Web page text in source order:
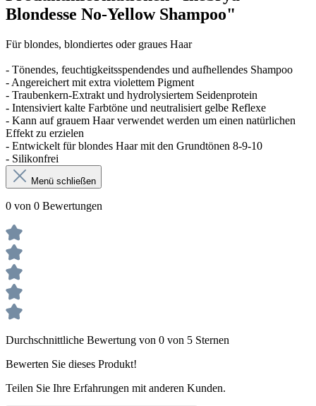
Blondesse No-Yellow Shampoo"
Für blondes, blondiertes oder graues Haar
- Tönendes, feuchtigkeitsspendendes und aufhellendes Shampoo
- Angereichert mit extra violettem Pigment
- Traubenkern-Extrakt und hydrolysiertem Seidenprotein
- Intensiviert kalte Farbtöne und neutralisiert gelbe Reflexe
- Kann auf grauem Haar verwendet werden um einen natürlichen
Effekt zu erzielen
- Entwickelt für blondes Haar mit den Grundtönen 8-9-10
- Silikonfrei
Menü schließen
0 von 0 Bewertungen
Durchschnittliche Bewertung von 0 von 5 Sternen
Bewerten Sie dieses Produkt!
Teilen Sie Ihre Erfahrungen mit anderen Kunden.